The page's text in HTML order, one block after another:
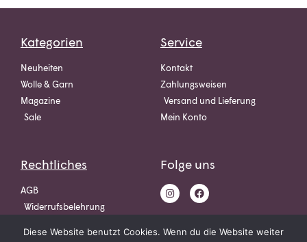
Kategorien
Neuheiten
Wolle & Garn
Magazine
Sale
Service
Kontakt
Zahlungsweisen
Versand und Lieferung
Mein Konto
Rechtliches
AGB
Widerrufsbelehrung
Folge uns
Diese Website benutzt Cookies. Wenn du die Website weiter